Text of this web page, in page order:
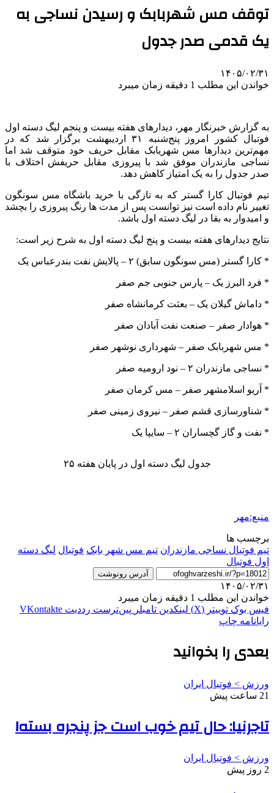
توقف مس شهربابک و رسیدن نساجی به
یک قدمی صدر جدول
۱۴۰۵/۰۲/۳۱
خواندن این مطلب 1 دقیقه زمان میبرد
به گزارش خبرنگار مهر، دیدارهای هفته بیست و پنجم لیگ دسته اول
فوتبال کشور امروز پنج‌شنبه ۳۱ اردیبهشت برگزار شد که در
مهم‌ترین دیدارها مس شهربابک مقابل حریف خود متوقف شد اما
نساجی مازندران موفق شد با پیروزی مقابل حریفش اختلاف با
صدر جدول را به یک امتیاز کاهش دهد.
تیم فوتبال کارا گستر که به تازگی با خرید باشگاه مس سونگون
تغییر نام داده است نیز توانست پس از مدت ها رنگ پیروزی را بچشد
و امیدوار به بقا در لیگ دسته اول باشد.
نتایج دیدارهای هفته بیست و پنج لیگ دسته اول به شرح زیر است:
* کارا گستر (مس سونگون سابق) ۲ – پالایش نفت بندرعباس یک
* فرد البرز یک – پارس جنوبی جم صفر
* داماش گیلان یک – بعثت کرمانشاه صفر
* هوادار صفر – صنعت نفت آبادان صفر
* مس شهربابک صفر – شهرداری نوشهر صفر
* نساجی مازندران ۲ – نود ارومیه صفر
* آریو اسلامشهر صفر – مس کرمان صفر
* شناورسازی قشم صفر – نیروی زمینی صفر
* نفت و گاز گچساران ۲ – سایپا یک
جدول لیگ دسته اول در پایان هفته ۲۵
منبع:مهر
برچسب ها
تیم فوتبال نساجی مازندران تیم مس شهر بابک فوتبال لیگ دسته
اول فوتبال
آدرس رونوشت
۱۴۰۵/۰۲/۳۱
خواندن این مطلب 1 دقیقه زمان میبرد
فیس بوک توییتر (X) لینکدین ‫تامبلر ‫پین‌ترست ‫رددیت ‫VKontakte
رایانامه چاپ
بعدی را بخوانید
ورزش > فوتبال ایران
21 ساعت پیش
تاجرنیا: حال تیم خوب است جز پنجره بسته!
ورزش > فوتبال ایران
2 روز پیش